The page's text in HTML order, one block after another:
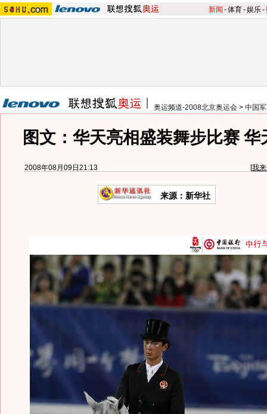
新闻 -体育-娱乐-
奥运频道-2008北京奥运会 > 中国
图文：华天亮相盛装舞步比赛 华
2008年08月09日21:13 [我
来源：新华社